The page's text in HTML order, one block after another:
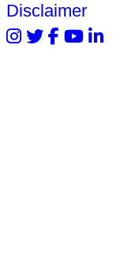
Disclaimer